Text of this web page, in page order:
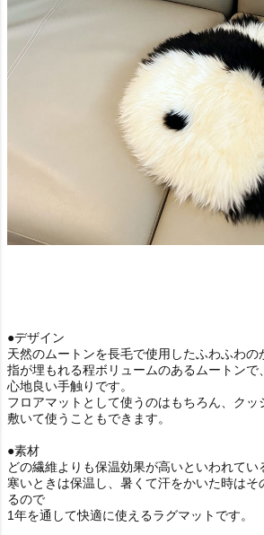
●デザイン
天然のムートンを長毛で使用したふわふわの
指が埋もれる程ボリュームのあるムートンで
心地良い手触りです。
フロアマットとして使うのはもちろん、クッ
敷いて使うこともできます。
●素材
どの繊維よりも保温効果が高いといわれてい
寒いときは保温し、暑くて汗をかいた時はそ
るので
1年を通して快適に使えるラグマットです。